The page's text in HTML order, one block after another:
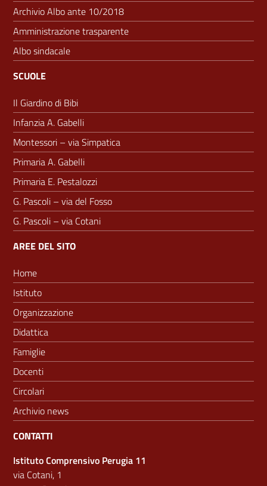
Archivio Albo ante 10/2018
Amministrazione trasparente
Albo sindacale
SCUOLE
Il Giardino di Bibi
Infanzia A. Gabelli
Montessori – via Simpatica
Primaria A. Gabelli
Primaria E. Pestalozzi
G. Pascoli – via del Fosso
G. Pascoli – via Cotani
AREE DEL SITO
Home
Istituto
Organizzazione
Didattica
Famiglie
Docenti
Circolari
Archivio news
CONTATTI
Istituto Comprensivo Perugia 11
via Cotani, 1